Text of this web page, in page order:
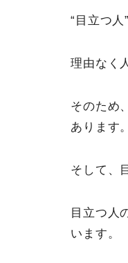
“目立つ
理由なく
そのため
あります。
そして、
目立つ人
います。